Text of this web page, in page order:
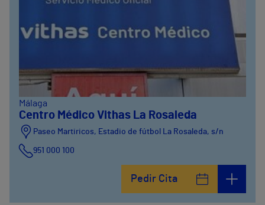
Málaga
Centro Médico Vithas La Rosaleda
Paseo Martiricos, Estadio de fútbol La Rosaleda, s/n
951 000 100
Pedir Cita